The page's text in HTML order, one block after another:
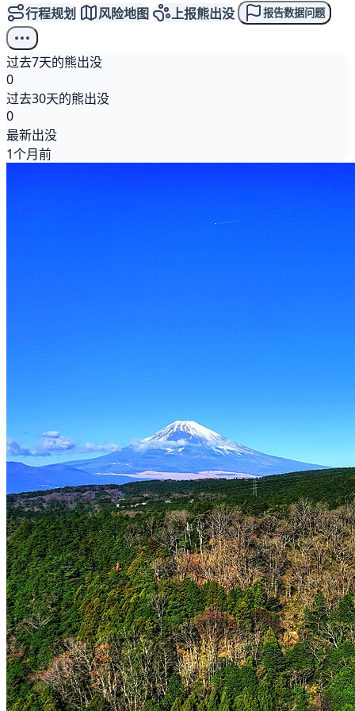
行程规划 风险地图 上报熊出没 报告数据问题
过去7天的熊出没
0
过去30天的熊出没
0
最新出没
1个月前